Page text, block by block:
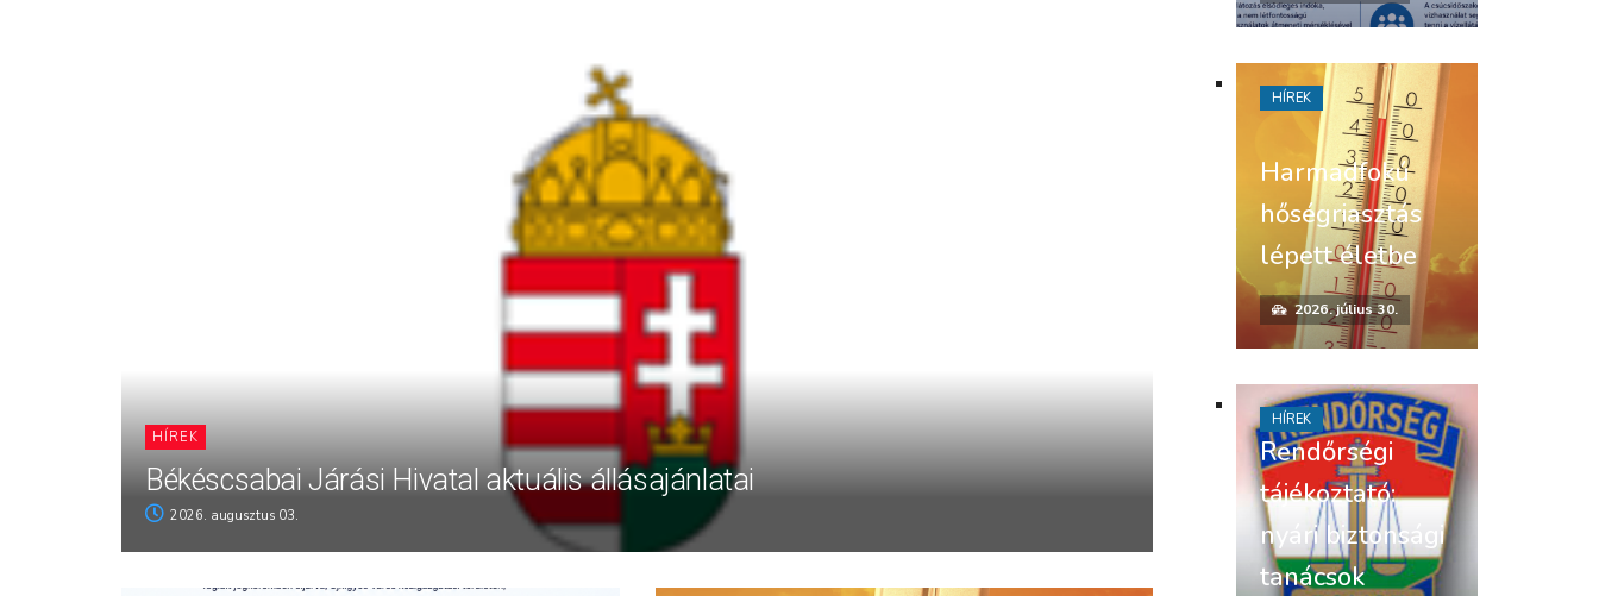
HÍREK
Békéscsabai Járási Hivatal aktuális állásajánlatai
2026. augusztus 03.
Harmadfokú
hőségriasztás
lépett életbe
2026. július 30.
HÍREK
Rendőrségi
tájékoztató:
nyári biztonsági
tanácsok
HÍREK